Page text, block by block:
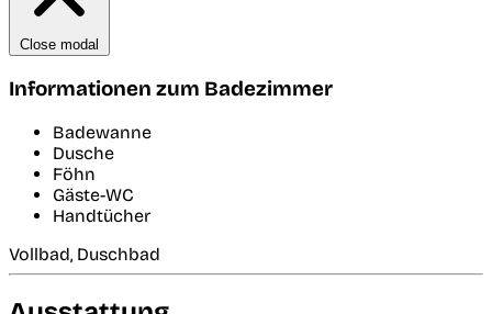
Close modal
Informationen zum Badezimmer
Badewanne
Dusche
Föhn
Gäste-WC
Handtücher
Vollbad, Duschbad